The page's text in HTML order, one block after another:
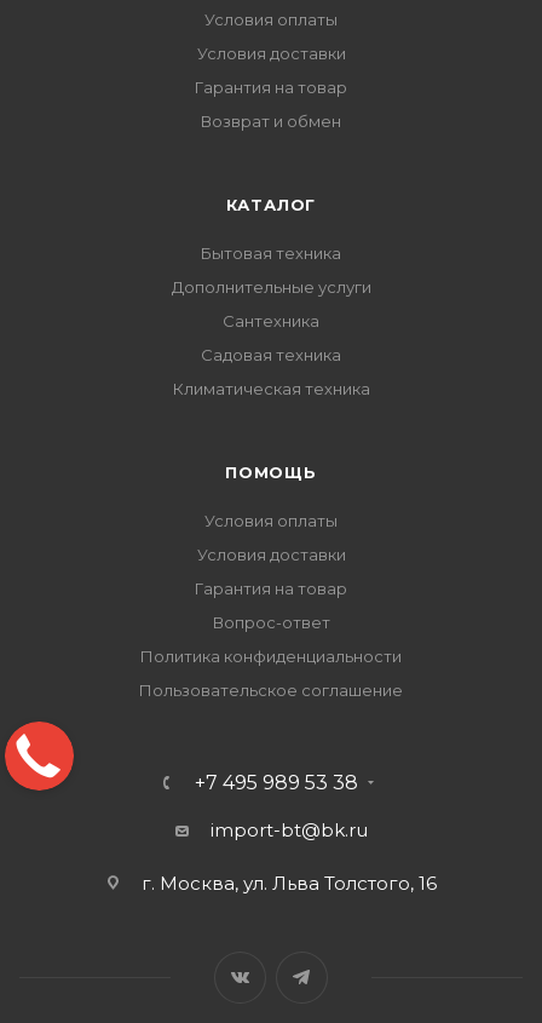
Условия оплаты
Условия доставки
Гарантия на товар
Возврат и обмен
КАТАЛОГ
Бытовая техника
Дополнительные услуги
Сантехника
Садовая техника
Климатическая техника
ПОМОЩЬ
Условия оплаты
Условия доставки
Гарантия на товар
Вопрос-ответ
Политика конфиденциальности
Пользовательское соглашение
+7 495 989 53 38
import-bt@bk.ru
г. Москва, ул. Льва Толстого, 16